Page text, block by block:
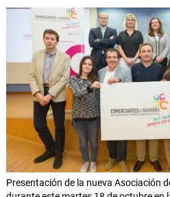
Presentación de la nueva Asociación